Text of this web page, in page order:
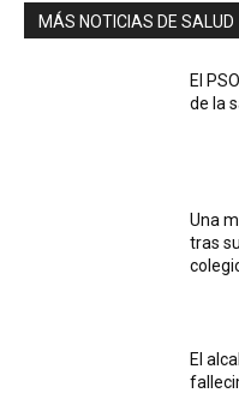
MÁS NOTICIAS DE SALUD
El
de la
Una
tras
El